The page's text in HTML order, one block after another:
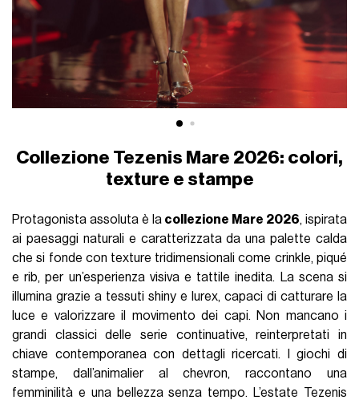
Collezione Tezenis Mare 2026: colori,
texture e stampe
Protagonista assoluta è la collezione Mare 2026, ispirata
ai paesaggi naturali e caratterizzata da una palette calda
che si fonde con texture tridimensionali come crinkle, piqué
e rib, per un’esperienza visiva e tattile inedita. La scena si
illumina grazie a tessuti shiny e lurex, capaci di catturare la
luce e valorizzare il movimento dei capi. Non mancano i
grandi classici delle serie continuative, reinterpretati in
chiave contemporanea con dettagli ricercati. I giochi di
stampe, dall’animalier al chevron, raccontano una
femminilità e una bellezza senza tempo. L’estate Tezenis